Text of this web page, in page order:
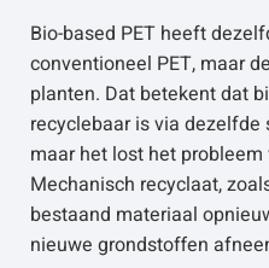
Bio-based PET heeft
conventioneel PET, maar
planten. Dat betekent dat
recyclebaar is via dezelfde
maar het lost het
Mechanisch recyclaat,
bestaand materiaal
nieuwe grondstoffen